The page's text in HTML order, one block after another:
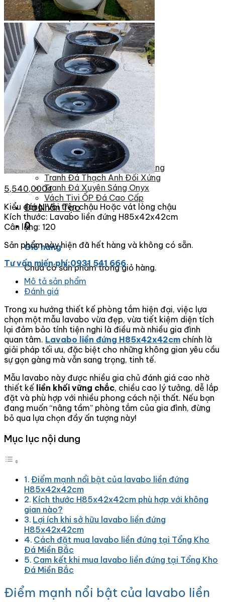
Đá Cầu Thang
Đá Bàn Bếp
Đá Bàn Bếp
Đá Lát Nền
Đá Bàn Bếp Cao Cấp
Đá Ốp
Đá Ốp Bếp
Đá Ốp Mặt Tiền
Đá Ốp Cột
Đá Ốp Mộ
Đá Ốp Thang Máy
Đá Ốp Bàn Bếp Nhân Tạo
Đá Ốp Bếp Tự Nhiên
Tranh đá
Tranh Đá Granite Đối Xứng
Tranh Đá Marble Đối Xứng
Tranh Đá Sơn Thủy Xuyên Sáng
Tranh Đá Thạch Anh Đối Xứng
Tranh Đá Xuyên Sáng Onyx
Vách Tivi ỐP Đá Cao Cấp
Đá Nhân Tạo
0
Giỏ hàng
Chưa có sản phẩm trong giỏ hàng.
5,540,000₫
Kiểu dáng: Vòi trên chậu Hoặc vát lòng chậu
Kích thước: Lavabo liền đứng H85x42x42cm
Cân lặng: 120
Sản phẩm này hiện đã hết hàng và không có sẵn.
Tư vấn miến phí:0931 541 666
Mô tả sản phẩm
Đánh giá
Trong xu hướng thiết kế phòng tắm hiện đại, việc lựa
chọn một mẫu lavabo vừa đẹp, vừa tiết kiệm diện tích
lại đảm bảo tính tiện nghi là điều mà nhiều gia đình
quan tâm. Lavabo liền đứng H85x42x42cm chính là
giải pháp tối ưu, đặc biệt cho những không gian yêu cầu
sự gọn gàng mà vẫn sang trọng, tinh tế.
Mẫu lavabo này được nhiều gia chủ đánh giá cao nhờ
thiết kế liền khối vững chắc, chiều cao lý tưởng, dễ lắp
đặt và phù hợp với nhiều phong cách nội thất. Nếu bạn
đang muốn “nâng tầm” phòng tắm của gia đình, đừng
bỏ qua lựa chọn đầy ấn tượng này!
Mục lục nội dung
Điểm mạnh nổi bật của lavabo liền đứng
H85x42x42cm
Kích thước H85x42x42cm phù hợp với không
gian nào?
Lợi ích khi sở hữu lavabo liền đứng
H85x42x42cm
Cách đặt mua lavabo liền đứng tại Tổng Kho
Đá Miền Bắc
Cam kết khi mua lavabo liền đứng tại Tổng Kho
Đá Miền Bắc
Điểm mạnh nổi bật của lavabo liền